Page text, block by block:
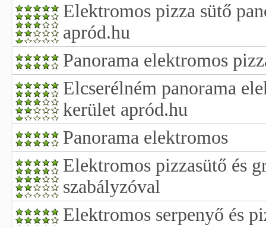
Elektromos pizza sütő
apród.hu
Panorama elektromos
Elcserélném panorama
kerület apród.hu
Panorama elektromos
Elektromos pizzasütő és
szabályzóval
Elektromos serpenyő és